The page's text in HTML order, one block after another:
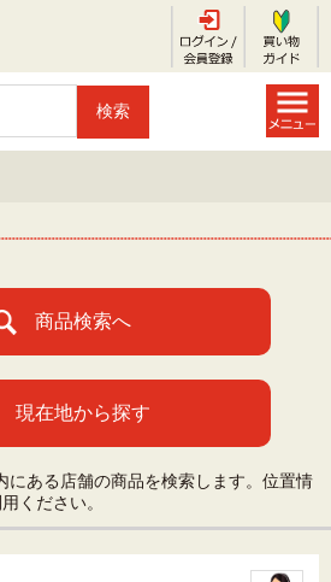
商品検索へ
現在地から探す
ある店舗の商品を検索します。位置情
ください。